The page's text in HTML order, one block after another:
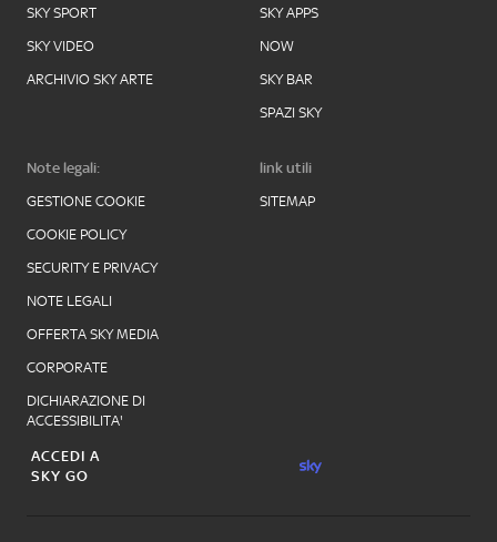
SKY SPORT
SKY VIDEO
ARCHIVIO SKY ARTE
SKY APPS
NOW
SKY BAR
SPAZI SKY
Note legali:
GESTIONE COOKIE
COOKIE POLICY
SECURITY E PRIVACY
NOTE LEGALI
OFFERTA SKY MEDIA
CORPORATE
DICHIARAZIONE DI
ACCESSIBILITA'
link utili
SITEMAP
ACCEDI A
SKY GO